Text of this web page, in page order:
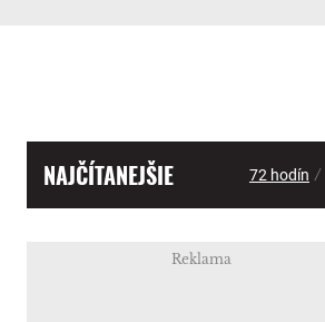
NAJČÍTANEJŠIE 72 hodín /
Reklama